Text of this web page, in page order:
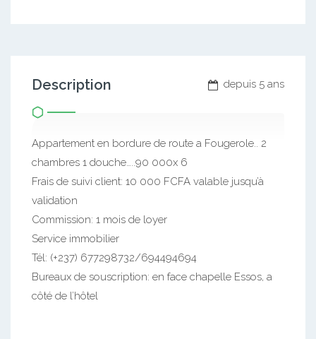
depuis 5 ans
Description
Appartement en bordure de route a Fougerole.. 2
chambres 1 douche…..90 000x 6
Frais de suivi client: 10 000 FCFA valable jusqu’à
validation
Commission: 1 mois de loyer
Service immobilier
Tél: (+237) 677298732/694494694
Bureaux de souscription: en face chapelle Essos, a
côté de l’hôtel